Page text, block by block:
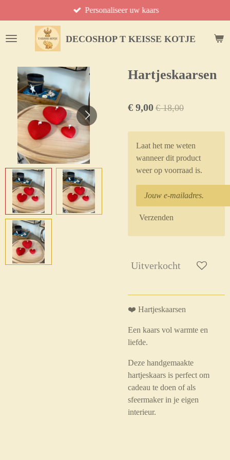
direct
naar
DECOSHOP T KEISSE KOTJE
Personaliseer uw kaars
Hartjeskaarsen
€ 9,00 € 18,00
Laat het me weten
wanneer dit product
weer op voorraad is.
Verzenden
Uitverkocht
❤️ Hartjeskaarsen
Een kaars vol warmte en
liefde.
Deze handgemaakte
hartjeskaars is perfect om
cadeau te doen of als
sfeermaker in je eigen
interieur.